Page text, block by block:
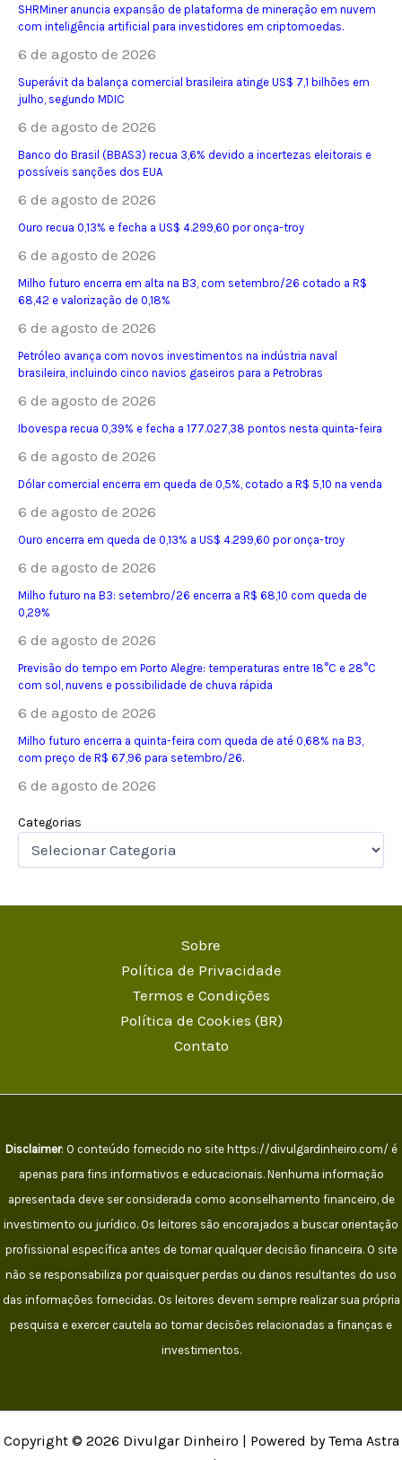
SHRMiner anuncia expansão de plataforma de mineração em nuvem
com inteligência artificial para investidores em criptomoedas.
6 de agosto de 2026
Superávit da balança comercial brasileira atinge US$ 7,1 bilhões em
julho, segundo MDIC
6 de agosto de 2026
Banco do Brasil (BBAS3) recua 3,6% devido a incertezas eleitorais e
possíveis sanções dos EUA
6 de agosto de 2026
Ouro recua 0,13% e fecha a US$ 4.299,60 por onça-troy
6 de agosto de 2026
Milho futuro encerra em alta na B3, com setembro/26 cotado a R$
68,42 e valorização de 0,18%
6 de agosto de 2026
Petróleo avança com novos investimentos na indústria naval
brasileira, incluindo cinco navios gaseiros para a Petrobras
6 de agosto de 2026
Ibovespa recua 0,39% e fecha a 177.027,38 pontos nesta quinta-feira
6 de agosto de 2026
Dólar comercial encerra em queda de 0,5%, cotado a R$ 5,10 na venda
6 de agosto de 2026
Ouro encerra em queda de 0,13% a US$ 4.299,60 por onça-troy
6 de agosto de 2026
Milho futuro na B3: setembro/26 encerra a R$ 68,10 com queda de
0,29%
6 de agosto de 2026
Previsão do tempo em Porto Alegre: temperaturas entre 18°C e 28°C
com sol, nuvens e possibilidade de chuva rápida
6 de agosto de 2026
Milho futuro encerra a quinta-feira com queda de até 0,68% na B3,
com preço de R$ 67,96 para setembro/26.
6 de agosto de 2026
Categorias
Sobre
Política de Privacidade
Termos e Condições
Política de Cookies (BR)
Contato
Disclaimer: O conteúdo fornecido no site https://divulgardinheiro.com/ é
apenas para fins informativos e educacionais. Nenhuma informação
apresentada deve ser considerada como aconselhamento financeiro, de
investimento ou jurídico. Os leitores são encorajados a buscar orientação
profissional específica antes de tomar qualquer decisão financeira. O site
não se responsabiliza por quaisquer perdas ou danos resultantes do uso
das informações fornecidas. Os leitores devem sempre realizar sua própria
pesquisa e exercer cautela ao tomar decisões relacionadas a finanças e
investimentos.
Copyright © 2026 Divulgar Dinheiro | Powered by Tema Astra